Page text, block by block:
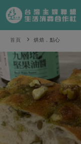
產品分類
當季蔬果
一籃菜
芽苗類
辛香料類
奶蛋豆・五穀
食譜料理
食材
米食
麵食
肉食
特別企畫
預購活動
把最好的台灣味帶回家
綠主張
觀點文章
關於合作社
首頁 烘焙．點心